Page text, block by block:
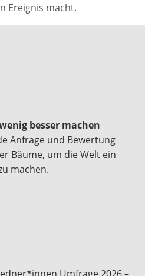
Ereignis macht.
besser machen
Anfrage und Bewertung
Bäume, um die Welt ein
machen.